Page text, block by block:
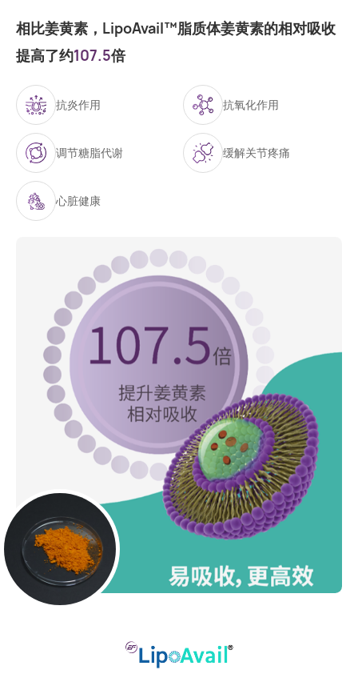
相比姜黄素，LipoAvail™脂质体姜黄素的相对吸收
提高了约107.5倍
抗炎作用 抗氧化作用
调节糖脂代谢 缓解关节疼痛
心脏健康